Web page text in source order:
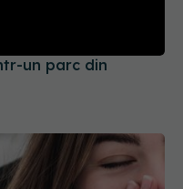
un parc din